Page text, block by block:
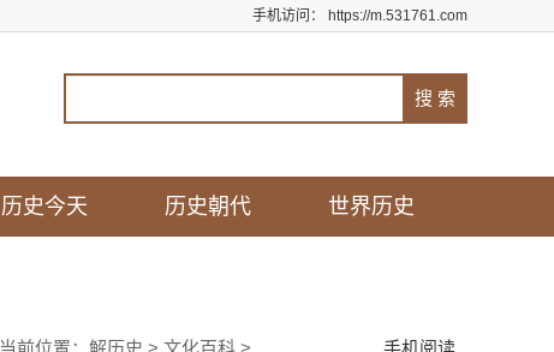
手机访问： https://m.531761.com
历史今天 历史朝代 世界历史
当前位置： 解历史 > 文化百科 > 手机阅读